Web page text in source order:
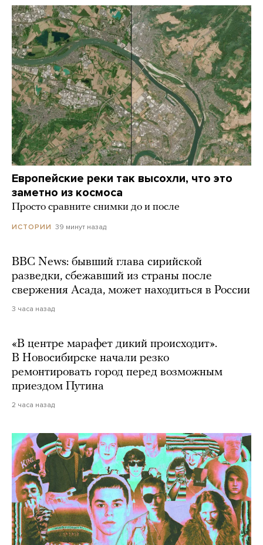
Европейские реки так высохли, что это
заметно из космоса
Просто сравните снимки до и после
ИСТОРИИ 39 минут назад
BBC News: бывший глава сирийской
разведки, сбежавший из страны после
свержения Асада, может находиться в России
3 часа назад
«В центре марафет дикий происходит».
В Новосибирске начали резко
ремонтировать город перед возможным
приездом Путина
2 часа назад